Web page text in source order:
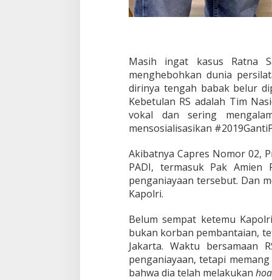
Masih ingat kasus Ratna
menghebohkan dunia
dirinya tengah babak belur
Kebetulan RS adalah Tim
vokal dan sering
mensosialisasikan
Akibatnya Capres Nomor 02,
PADI, termasuk Pak Amien
penganiayaan tersebut. Dan
Kapolri.
Belum sempat ketemu
bukan korban pembantaian,
Jakarta. Waktu bersamaan
penganiayaan, tetapi
bahwa dia telah melakukan